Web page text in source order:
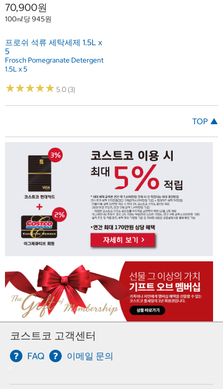
70,900원
100㎖당 945원
프로쉬 석류 세탁세제 1.5L x
5
Frosch Pomegranate Detergent
1.5L x 5
★★★★★
★★★★★ 5.0 (3)
TOP ▲
코스트코 고객센터
FAQ 이메일 문의